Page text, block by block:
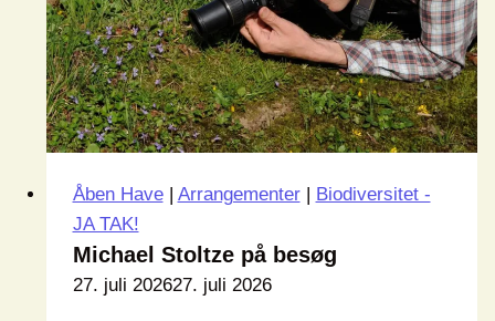
Åben Have| Arrangementer| Biodiversitet -
JA TAK!
Michael Stoltze på besøg
27. juli 202627. juli 2026